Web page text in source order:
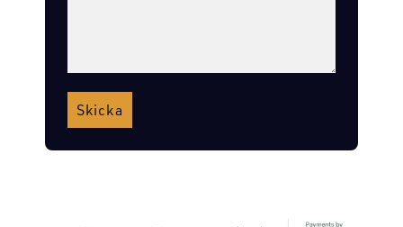
Skicka